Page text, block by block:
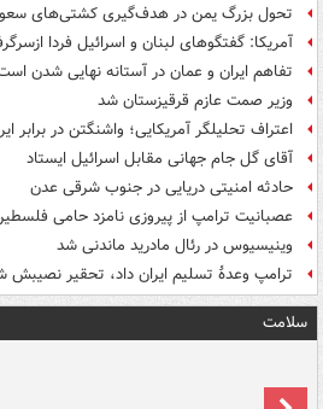
تحول بزرگ یمن در هدف‌گیری کشتی‌های
آمریکا: گفتگوهای لبنان و اسرائیل فردا
تفاهم ایران و عمان در آستانه نهایی شدن
وزیر صمت عازم قرقیزستان شد
اعتراف تحلیلگر آمریکایی؛ واشنگتن در برابر
آقای گل جام جهانی مقابل اسرائیل ایستاد
حادثه امنیتی دریایی در جنوب شرقی عدن
عصبانیت ترامپ از پیروزی نامزد حامی
وینیسیوس در رئال مادرید ماندنی شد
ترامپ وعدۀ تسلیم ایران داد، تحقیر نصیبش
سلامت